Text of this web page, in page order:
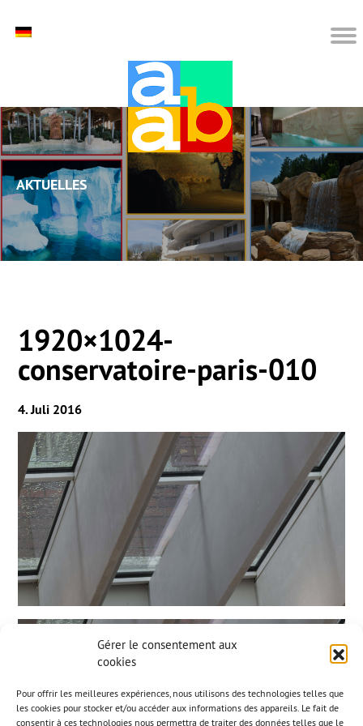
Gérer le consentement aux
cookies
Pour offrir les meilleures expériences, nous utilisons des technologies telles que
les cookies pour stocker et/ou accéder aux informations des appareils. Le fait de
consentir à ces technologies nous permettra de traiter des données telles que le
Aktuelles
1920×1024-
conservatoire-paris-010
4. Juli 2016